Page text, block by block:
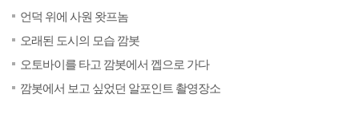
언덕 위에 사원 왓프놈
오래된 도시의 모습 깜봇
오토바이를 타고 깜봇에서 껩으로 가다
깜봇에서 보고 싶었던 알포인트 촬영장소